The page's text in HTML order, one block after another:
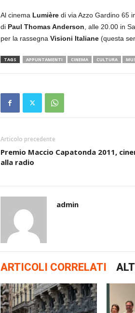
Al cinema Lumièredi via Azzo Gardino 65
di Paul Thomas Anderson , alle 20.00 in
per la rassegna Visioni Italiane(questa
TAGS APPUNTAMENTI CINEMA CULTURA
Articolo precedente
Premio Maccio Capatonda 2011,
alla radio
admin
ARTICOLI CORRELATI